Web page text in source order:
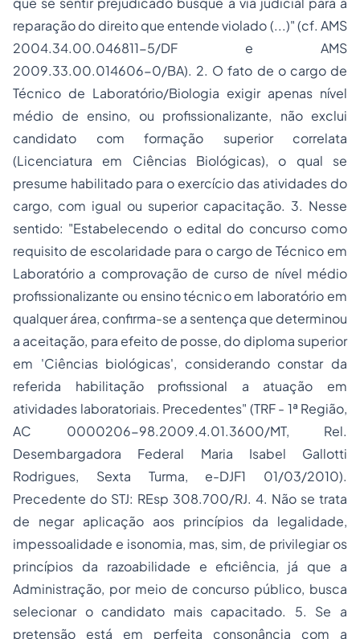
reparação do direito que entende violado (...)" (cf. AMS
2004.34.00.046811-5/DF e AMS
2009.33.00.014606-0/BA). 2. O fato de o cargo de
Técnico de Laboratório/Biologia exigir apenas nível
médio de ensino, ou profissionalizante, não exclui
candidato com formação superior correlata
(Licenciatura em Ciências Biológicas), o qual se
presume habilitado para o exercício das atividades do
cargo, com igual ou superior capacitação. 3. Nesse
sentido: "Estabelecendo o edital do concurso como
requisito de escolaridade para o cargo de Técnico em
Laboratório a comprovação de curso de nível médio
profissionalizante ou ensino técnico em laboratório em
qualquer área, confirma-se a sentença que determinou
a aceitação, para efeito de posse, do diploma superior
em 'Ciências biológicas', considerando constar da
referida habilitação profissional a atuação em
atividades laboratoriais. Precedentes" (TRF - 1ª Região,
AC 0000206-98.2009.4.01.3600/MT, Rel.
Desembargadora Federal Maria Isabel Gallotti
Rodrigues, Sexta Turma, e-DJF1 01/03/2010).
Precedente do STJ: REsp 308.700/RJ. 4. Não se trata
de negar aplicação aos princípios da legalidade,
impessoalidade e isonomia, mas, sim, de privilegiar os
princípios da razoabilidade e eficiência, já que a
Administração, por meio de concurso público, busca
selecionar o candidato mais capacitado. 5. Se a
pretensão está em perfeita consonância com a